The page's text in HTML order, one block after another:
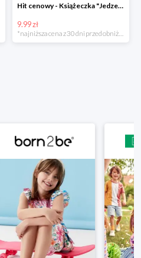
Hit cenowy - Książeczka "Jedzenie"
9.99 zł